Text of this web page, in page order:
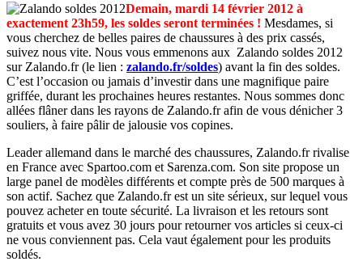
Demain, mardi 14 février 2012 à
exactement 23h59, les soldes seront terminées ! Mesdames, si
vous cherchez de belles paires de chaussures à des prix cassés,
suivez nous vite. Nous vous emmenons aux Zalando soldes 2012
sur Zalando.fr (le lien : zalando.fr/soldes) avant la fin des soldes.
C’est l’occasion ou jamais d’investir dans une magnifique paire
griffée, durant les prochaines heures restantes. Nous sommes donc
allées flâner dans les rayons de Zalando.fr afin de vous dénicher 3
souliers, à faire pâlir de jalousie vos copines.
Leader allemand dans le marché des chaussures, Zalando.fr rivalise
en France avec Spartoo.com et Sarenza.com. Son site propose un
large panel de modèles différents et compte près de 500 marques à
son actif. Sachez que Zalando.fr est un site sérieux, sur lequel vous
pouvez acheter en toute sécurité. La livraison et les retours sont
gratuits et vous avez 30 jours pour retourner vos articles si ceux-ci
ne vous conviennent pas. Cela vaut également pour les produits
soldés.